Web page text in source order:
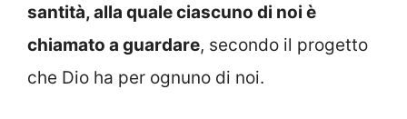
santità, alla quale ciascuno di noi è
chiamato a guardare, secondo il progetto
che Dio ha per ognuno di noi.